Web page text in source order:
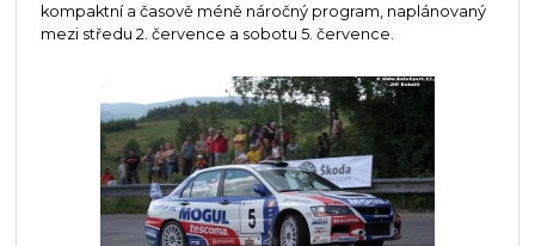
kompaktní a časově méně náročný program, naplánovaný
mezi středu 2. července a sobotu 5. července.